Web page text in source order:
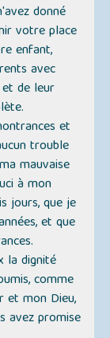
donné
votre place
enfant,
avec
de leur
et
trouble
mauvaise
à mon
jours, que je
et que
la dignité
comme
et mon Dieu,
avez promise